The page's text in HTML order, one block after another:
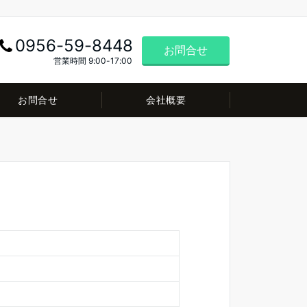
0956-59-8448
営業時間 9:00-17:00
お問合せ
お問合せ 会社概要